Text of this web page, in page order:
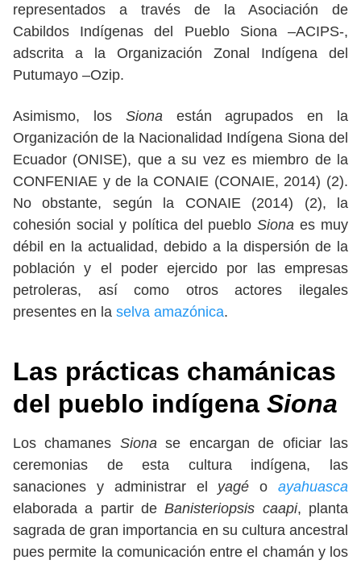
representados a través de la Asociación de
Cabildos Indígenas del Pueblo Siona –ACIPS-,
adscrita a la Organización Zonal Indígena del
Putumayo –Ozip.
Asimismo, los Siona están agrupados en la
Organización de la Nacionalidad Indígena Siona del
Ecuador (ONISE), que a su vez es miembro de la
CONFENIAE y de la CONAIE (CONAIE, 2014) (2).
No obstante, según la CONAIE (2014) (2), la
cohesión social y política del pueblo Sionaes muy
débil en la actualidad, debido a la dispersión de la
población y el poder ejercido por las empresas
petroleras, así como otros actores ilegales
presentes en la selva amazónica.
Las prácticas chamánicas
del pueblo indígena Siona
Los chamanes Siona se encargan de oficiar las
ceremonias de esta cultura indígena, las
sanaciones y administrar el yagé oayahuasca
elaborada a partir de Banisteriopsis caapi, planta
sagrada de gran importancia en su cultura ancestral
pues permite la comunicación entre el chamán y los